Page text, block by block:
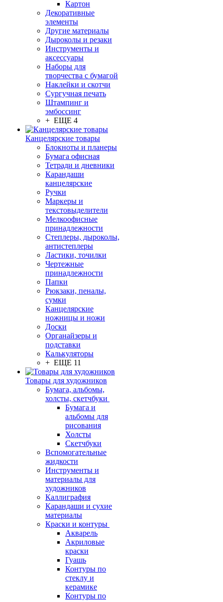
Картон
Декоративные
элементы
Другие материалы
Дыроколы и резаки
Инструменты и
аксессуары
Наборы для
творчества с бумагой
Наклейки и скотчи
Сургучная печать
Штампинг и
эмбоссинг
+ ЕЩЕ 4
Канцелярские товары
Блокноты и планеры
Бумага офисная
Тетради и дневники
Карандаши
канцелярские
Ручки
Маркеры и
текстовыделители
Мелкоофисные
принадлежности
Степлеры, дыроколы,
антистеплеры
Ластики, точилки
Чертежные
принадлежности
Папки
Рюкзаки, пеналы,
сумки
Канцелярские
ножницы и ножи
Доски
Органайзеры и
подставки
Калькуляторы
+ ЕЩЕ 11
Товары для художников
Бумага, альбомы,
холсты, скетчбуки
Бумага и
альбомы для
рисования
Холсты
Скетчбуки
Вспомогательные
жидкости
Инструменты и
материалы для
художников
Каллиграфия
Карандаши и сухие
материалы
Краски и контуры
Акварель
Акриловые
краски
Гуашь
Контуры по
стеклу и
керамике
Контуры по